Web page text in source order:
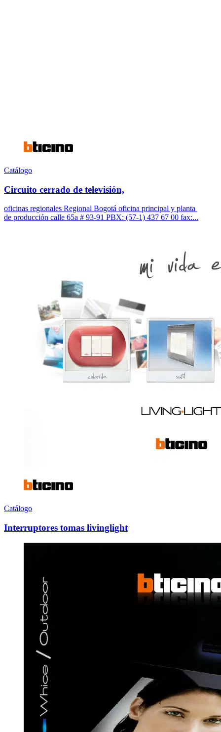
Catálogo
Circuito cerrado de televisión,
oficinas regionales Regional Bogotá oficina principal y planta
de producción calle 65a # 93-91 PBX: (57-1) 437 67 00 fax:...
Catálogo
Interruptores tomas livinglight